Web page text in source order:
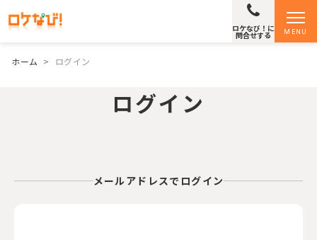
MENU
ロケなび！に
問合せする
ホーム > ログイン
ログイン
メールアドレスでログイン